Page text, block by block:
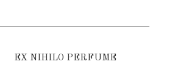
EX NIHILO PERFUME